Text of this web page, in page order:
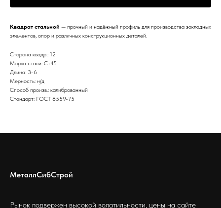
Квадрат стальной — прочный и надёжный профиль для производства закладных
элементов, опор и различных конструкционных деталей.
Сторона квадр.: 12
Марка стали: Ст45
Длина: 3-6
Мерность: н/д
Способ произв.: калиброванный
Стандарт: ГОСТ 8559-75
МеталлСибСтрой
Рынок подвержен высокой волатильности, цены на сайте